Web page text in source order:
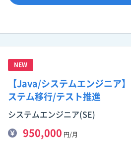
NEW
【Java/システムエンジニア
ステム移行/テスト推進
システムエンジニア(SE)
950,000 円/月